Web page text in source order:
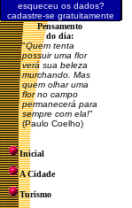
esqueceu os dados?
cadastre-se gratuitamente
Pensamento
do dia:
"Quem tenta
possuir uma flor
verá sua beleza
murchando. Mas
quem olhar uma
flor no campo
permanecerá para
sempre com ela!"
(Paulo Coelho)
Inicial
A Cidade
Turismo